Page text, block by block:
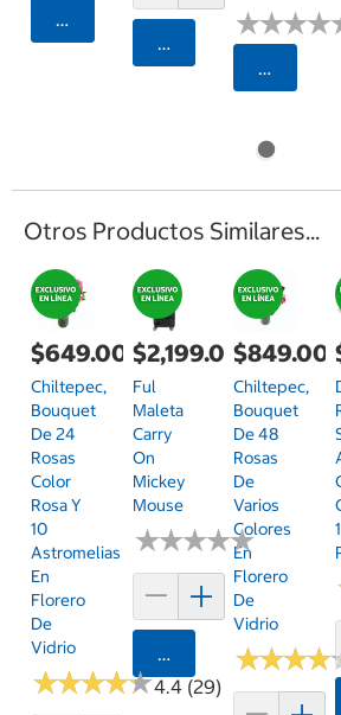
Agregar
Agregar
★★★★
★★★★
Otros Productos Similares...
$649.00
Chiltepec,
Bouquet
De 24
Rosas
Color
Rosa Y
10
Astromelias
En
Florero
De
Vidrio
★★★★★
★★★★★4.4 (29)
$2,199.00
Ful
Maleta
Carry
On
Mickey
Mouse
★★★★★
★★★★★
Agregar
$849.00
Chiltepec,
Bouquet
De 48
Rosas
De
Varios
Colores
En
Florero
De
Vidrio
★★★★
★★★★